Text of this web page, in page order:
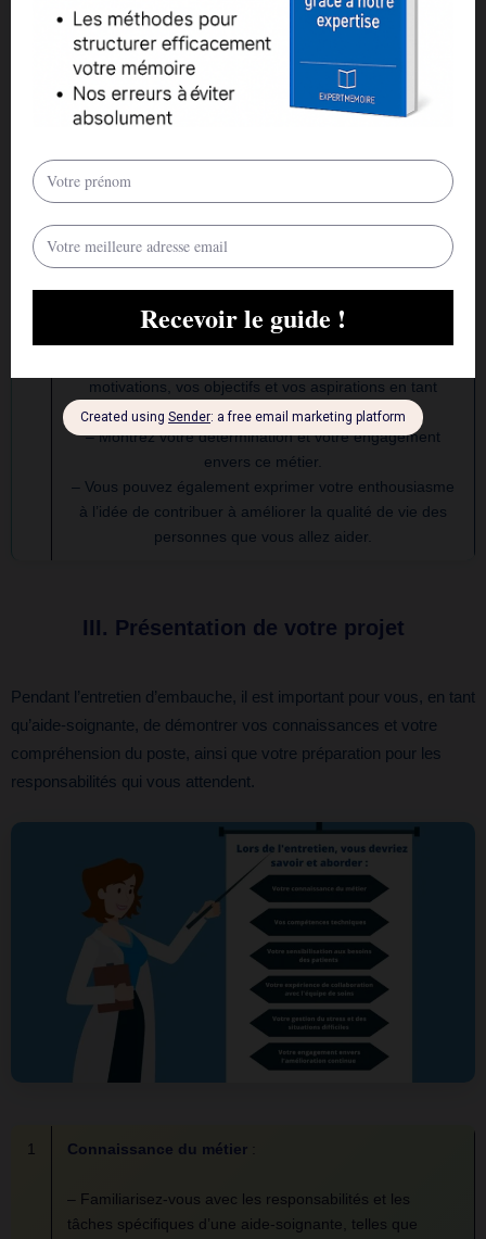
spécialiser dans les soins aux personnes âgées ou de
travailler dans un service spécifique comme la pédiatrie.
Formation complémentaire :
complémentaire ou de vous spécialiser, mentionnez-le
la manière dont elles vous aideront à atteindre vos
objectifs professionnels.
Conclusion :
motivations, vos objectifs et vos aspirations en tant
qu’aide-soignante.
– Montrez votre détermination et votre engagement
envers ce métier.
– Vous pouvez également exprimer votre enthousiasme
à l’idée de contribuer à améliorer la qualité de vie des
personnes que vous allez aider.
III. Présentation de votre projet
Pendant l’entretien d’embauche, il est important pour vous, en tant
qu’aide-soignante, de démontrer vos connaissances et votre
compréhension du poste, ainsi que votre préparation pour les
responsabilités qui vous attendent.
1 Connaissance du métier
– Familiarisez-vous avec les responsabilités et les
tâches spécifiques d’une aide-soignante, telles que